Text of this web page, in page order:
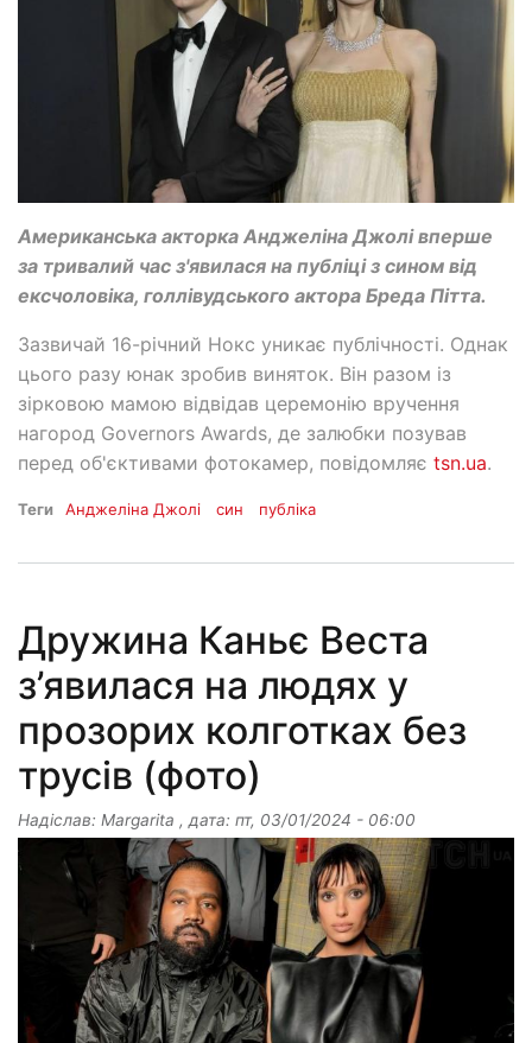
Американська акторка Анджеліна Джолі вперше
за тривалий час з'явилася на публіці з сином від
ексчоловіка, голлівудського актора Бреда Пітта.
Зазвичай 16-річний Нокс уникає публічності. Однак
цього разу юнак зробив виняток. Він разом із
зірковою мамою відвідав церемонію вручення
нагород Governors Awards, де залюбки позував
перед об'єктивами фотокамер, повідомляє tsn.ua.
Теги Анджеліна Джолі син публіка
Дружина Каньє Веста
з’явилася на людях у
прозорих колготках без
трусів (фото)
Надіслав: Margarita , дата: пт, 03/01/2024 - 06:00